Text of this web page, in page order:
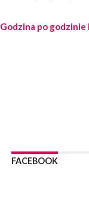
27 lipca 2026
PROSZOWICE. Po
WYDARZENIA
Godzina po godzinie
FACEBOOK